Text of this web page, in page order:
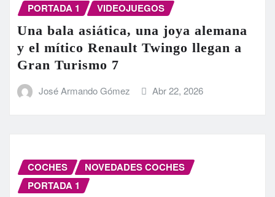
PORTADA 1 VIDEOJUEGOS
Una bala asiática, una joya alemana
y el mítico Renault Twingo llegan a
Gran Turismo 7
José Armando Gómez Abr 22, 2026
COCHES
NOVEDADES COCHES
PORTADA 1